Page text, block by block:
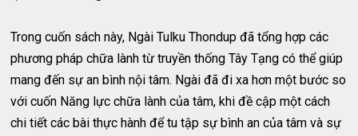
Trong cuốn sách này, Ngài Tulku Thondup đã tổng hợp các
phương pháp chữa lành từ truyền thống Tây Tạng có thể giúp
mang đến sự an bình nội tâm. Ngài đã đi xa hơn một bước so
với cuốn Năng lực chữa lành của tâm, khi đề cập một cách
chi tiết các bài thực hành để tu tập sự bình an của tâm và sự